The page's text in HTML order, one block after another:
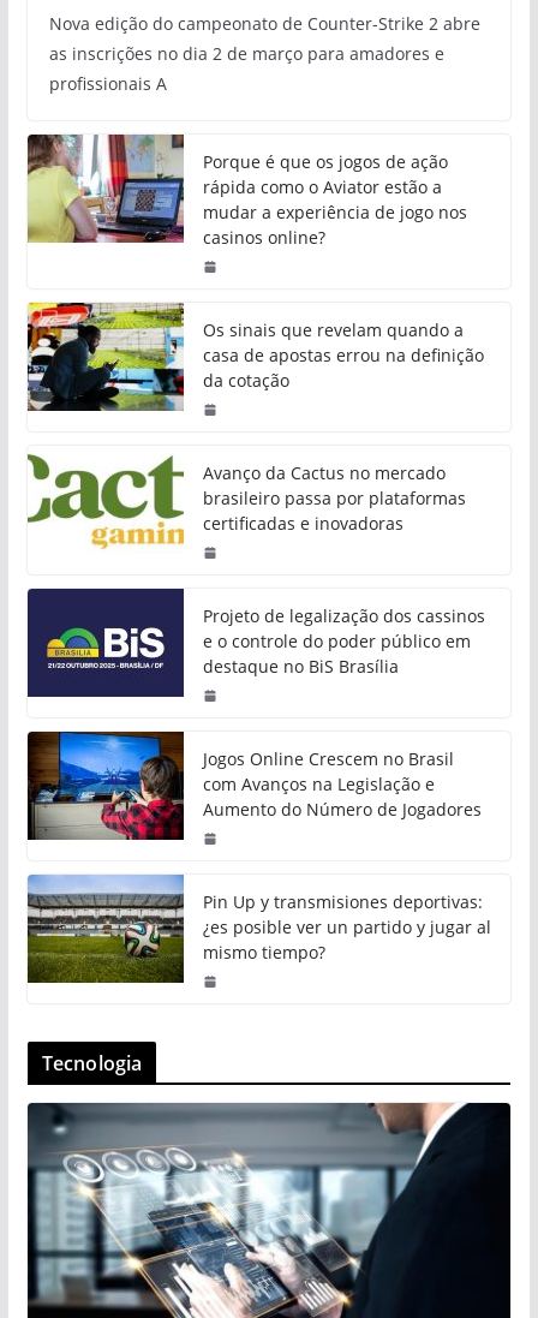
Nova edição do campeonato de Counter-Strike 2 abre
as inscrições no dia 2 de março para amadores e
profissionais A
Porque é que os jogos de ação
rápida como o Aviator estão a
mudar a experiência de jogo nos
casinos online?
Os sinais que revelam quando a
casa de apostas errou na definição
da cotação
Avanço da Cactus no mercado
brasileiro passa por plataformas
certificadas e inovadoras
Projeto de legalização dos cassinos
e o controle do poder público em
destaque no BiS Brasília
Jogos Online Crescem no Brasil
com Avanços na Legislação e
Aumento do Número de Jogadores
Pin Up y transmisiones deportivas:
¿es posible ver un partido y jugar al
mismo tiempo?
Tecnologia